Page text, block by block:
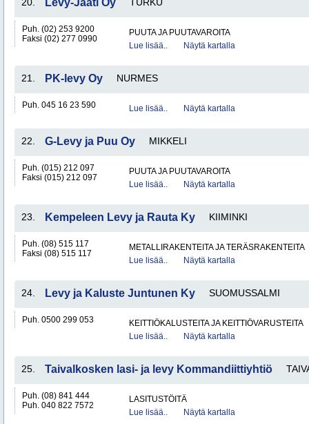
Levy-Jaati Oy
Puh. (02) 253 9200
Faksi (02) 277 0990
PUUTA JA PUUTAVAROITA
Lue lisää..
Näytä kartalla
21. PK-levy Oy NURMES
Puh. 045 16 23 590 Lue lisää.. Näytä kartalla
22. G-Levy ja Puu Oy MIKKELI
Puh. (015) 212 097
Faksi (015) 212 097
PUUTA JA PUUTAVAROITA
Lue lisää..
Näytä kartalla
23. Kempeleen Levy ja Rauta Ky KIIMINKI
Puh. (08) 515 117
Faksi (08) 515 117
METALLIRAKENTEITA JA TERÄSRAKENTEITA
Lue lisää..
Näytä kartalla
24. Levy ja Kaluste Juntunen Ky SUOMUSSALMI
Puh. 0500 299 053
KEITTIÖKALUSTEITA JA KEITTIÖVARUSTEITA
Lue lisää..
Näytä kartalla
25. Taivalkosken lasi- ja levy Kommandiittiyhtiö
Puh. (08) 841 444
Puh. 040 822 7572
LASITUSTÖITÄ
Lue lisää..
Näytä kartalla